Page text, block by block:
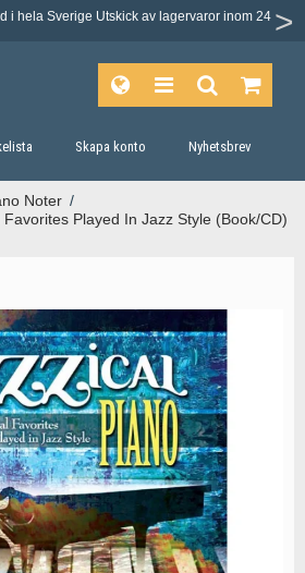
i hela Sverige Utskick av lagervaror inom 24
Du har 30 dagars ångerrätt.
Skapa konto Nyhetsbrev
Noter /
Played In Jazz Style (Book/CD)